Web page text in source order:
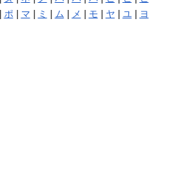
ポ マ ミ ム メ モ ヤ ユ|
ヨ